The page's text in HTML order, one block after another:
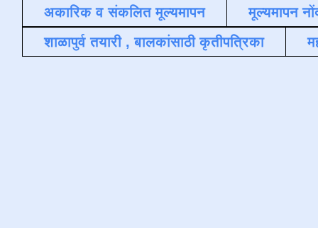
अकारिक व संकलित मूल्यमापन
मूल्यमापन
शाळापुर्व तयारी , बालकांसाठी कृतीपत्रिका